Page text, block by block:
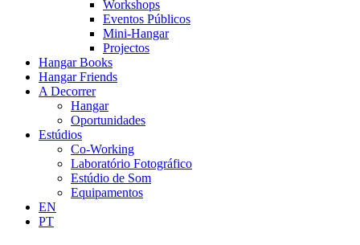
Workshops
Eventos Públicos
Mini-Hangar
Projectos
Hangar Books
Hangar Friends
A Decorrer
Hangar
Oportunidades
Estúdios
Co-Working
Laboratório Fotográfico
Estúdio de Som
Equipamentos
EN
PT